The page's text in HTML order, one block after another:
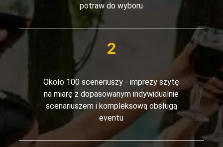
potraw do wyboru
Około 100 sceneriuszy - imprezy szytę
na miarę z dopasowanym indywidualnie
scenariuszem i kompleksową obsługą
eventu